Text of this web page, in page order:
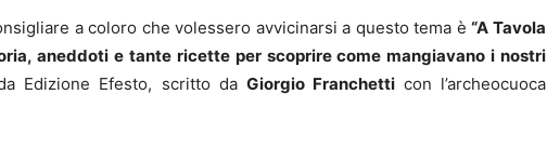
a coloro che volessero avvicinarsi a questo tema è“A Tavola
aneddoti e tante ricette per scoprire come mangiavano i nostri
Edizione Efesto, scritto da Giorgio Franchetticon l’archeocuoca